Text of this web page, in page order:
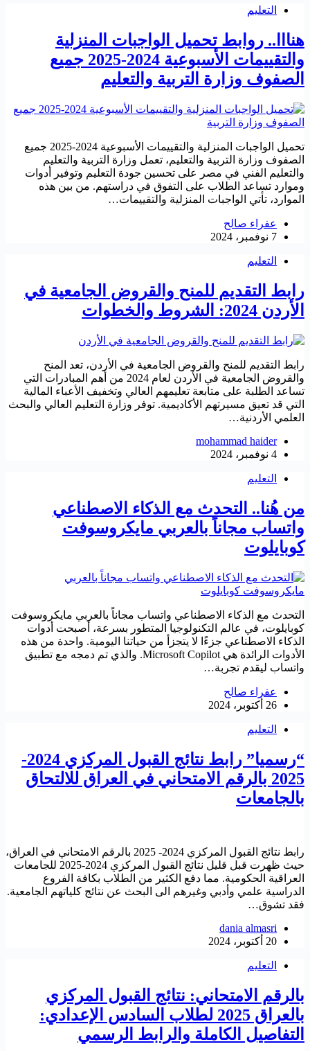
التعليم
هنااا.. روابط تحميل الواجبات المنزلية
والتقييمات الأسبوعية 2024-2025 جميع
الصفوف وزارة التربية والتعليم
تحميل الواجبات المنزلية والتقييمات الأسبوعية 2024-2025 جميع
الصفوف وزارة التربية والتعليم، تعمل وزارة التربية والتعليم
والتعليم الفني في مصر على تحسين جودة التعليم وتوفير أدوات
وموارد تساعد الطلاب على التفوق في دراستهم. من بين هذه
الموارد، تأتي الواجبات المنزلية والتقييمات…
عفراء صالح
7 نوفمبر، 2024
التعليم
رابط التقديم للمنح والقروض الجامعية في
الأردن 2024: الشروط والخطوات
رابط التقديم للمنح والقروض الجامعية في الأردن، تعد المنح
والقروض الجامعية في الأردن لعام 2024 من أهم المبادرات التي
تساعد الطلبة على متابعة تعليمهم العالي وتخفيف الأعباء المالية
التي قد تعيق مسيرتهم الأكاديمية. توفر وزارة التعليم العالي والبحث
العلمي الأردنية…
mohammad haider
4 نوفمبر، 2024
التعليم
من هُنا.. التحدث مع الذكاء الاصطناعي
واتساب مجاناً بالعربي مايكروسوفت
كوبايلوت
التحدث مع الذكاء الاصطناعي واتساب مجاناً بالعربي مايكروسوفت
كوبايلوت، في عالم التكنولوجيا المتطور بسرعة، أصبحت أدوات
الذكاء الاصطناعي جزءًا لا يتجزأ من حياتنا اليومية. واحدة من هذه
الأدوات الرائدة هي Microsoft Copilot. والذي تم دمجه مع تطبيق
واتساب ليقدم تجربة…
عفراء صالح
26 أكتوبر، 2024
التعليم
“رسميا” رابط نتائج القبول المركزي 2024-
2025 بالرقم الامتحاني في العراق للالتحاق
بالجامعات
رابط نتائج القبول المركزي 2024- 2025 بالرقم الامتحاني في العراق،
حيث ظهرت قبل قليل نتائج القبول المركزي 2024-2025 للجامعات
العراقية الحكومية. مما دفع الكثير من الطلاب بكافة الفروع
الدراسية علمي وأدبي وغيرهم الى البحث عن نتائج كلياتهم الجامعية.
فقد تشوق…
dania almasri
20 أكتوبر، 2024
التعليم
بالرقم الامتحاني: نتائج القبول المركزي
بالعراق 2025 لطلاب السادس الإعدادي:
التفاصيل الكاملة والرابط الرسمي